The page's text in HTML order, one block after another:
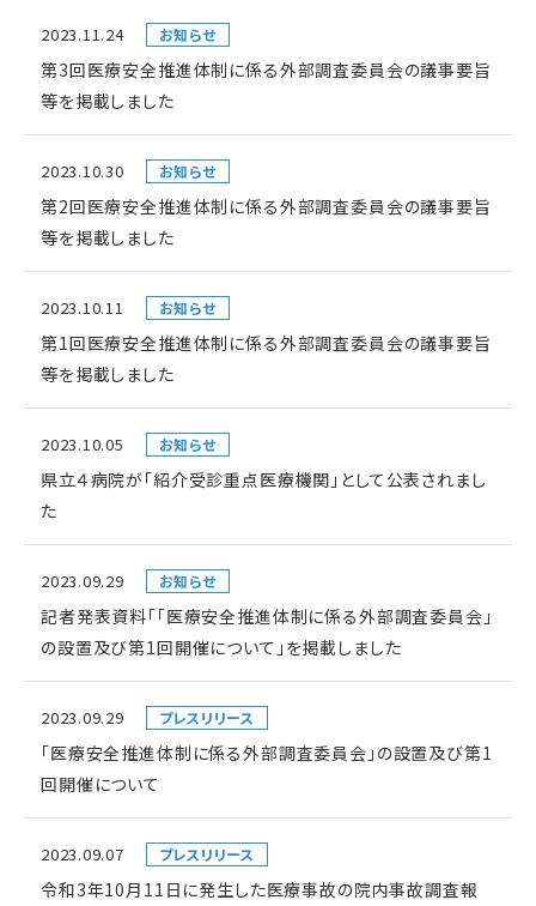
2023.11.24 お知らせ
第3回医療安全推進体制に係る外部調査委員会の議事要旨
等を掲載しました
2023.10.30 お知らせ
第2回医療安全推進体制に係る外部調査委員会の議事要旨
等を掲載しました
2023.10.11 お知らせ
第1回医療安全推進体制に係る外部調査委員会の議事要旨
等を掲載しました
2023.10.05 お知らせ
県立４病院が「紹介受診重点医療機関」として公表されまし
た
2023.09.29 お知らせ
記者発表資料「「医療安全推進体制に係る外部調査委員会」
の設置及び第1回開催について」を掲載しました
2023.09.29 プレスリリース
「医療安全推進体制に係る外部調査委員会」の設置及び第1
回開催について
2023.09.07 プレスリリース
令和3年10月11日に発生した医療事故の院内事故調査報